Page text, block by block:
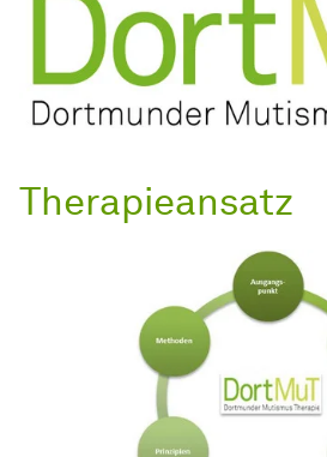
Therapieansatz